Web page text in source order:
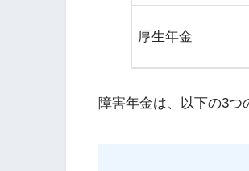
厚生年金
障害年金は、以下の3つ